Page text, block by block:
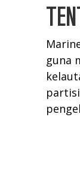
guna